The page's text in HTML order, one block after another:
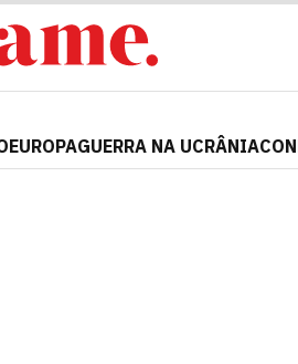
EUROPAGUERRA NA UCRÂNIA